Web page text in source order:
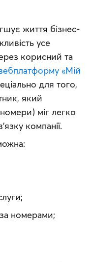
життя бізнес-
усе
корисний та
«Мій
для того,
який
міг легко
компанії.
номерами;